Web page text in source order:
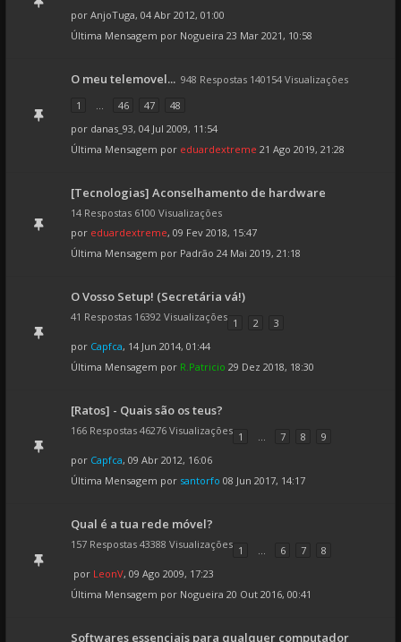
por AnjoTuga, 04 Abr 2012, 01:00
Última Mensagem por Nogueira 23 Mar 2021, 10:58
O meu telemovel... 948 Respostas 140154 Visualizações
1
... 46 47
48
por danas_93, 04 Jul 2009, 11:54
Última Mensagem por eduardextreme 21 Ago 2019, 21:28
[Tecnologias] Aconselhamento de hardware
14 Respostas 6100 Visualizações
por eduardextreme, 09 Fev 2018, 15:47
Última Mensagem por Padrão 24 Mai 2019, 21:18
O Vosso Setup! (Secretária vá!)
41 Respostas 16392 Visualizações 1 2
3
por Capfca, 14 Jun 2014, 01:44
Última Mensagem por R.Patricio 29 Dez 2018, 18:30
[Ratos] - Quais são os teus?
166 Respostas 46276 Visualizações 1 ... 7 8
9
por Capfca, 09 Abr 2012, 16:06
Última Mensagem por santorfo 08 Jun 2017, 14:17
Qual é a tua rede móvel?
157 Respostas 43388 Visualizações 1 ... 6 7
8
por LeonV, 09 Ago 2009, 17:23
Última Mensagem por Nogueira 20 Out 2016, 00:41
Softwares essenciais para qualquer computador